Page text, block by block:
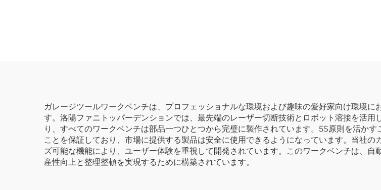
ガレージツールワークベンチは、プロフェッショナルな環境および趣味の愛好家向け環境
す。洛陽ファニトッパーデンションでは、最先端のレーザー切断技術とロボット溶接を活
り、すべてのワークベンチは部品一つひとつから完璧に製作されています。5S原則を活か
ことを保証しており、市場に提供する製品は安全に使用できるようになっています。当社
ズ可能な機能により、ユーザー体験を重視して開発されています。このワークベンチは、
産性向上と整理整頓を実現するために構築されています。